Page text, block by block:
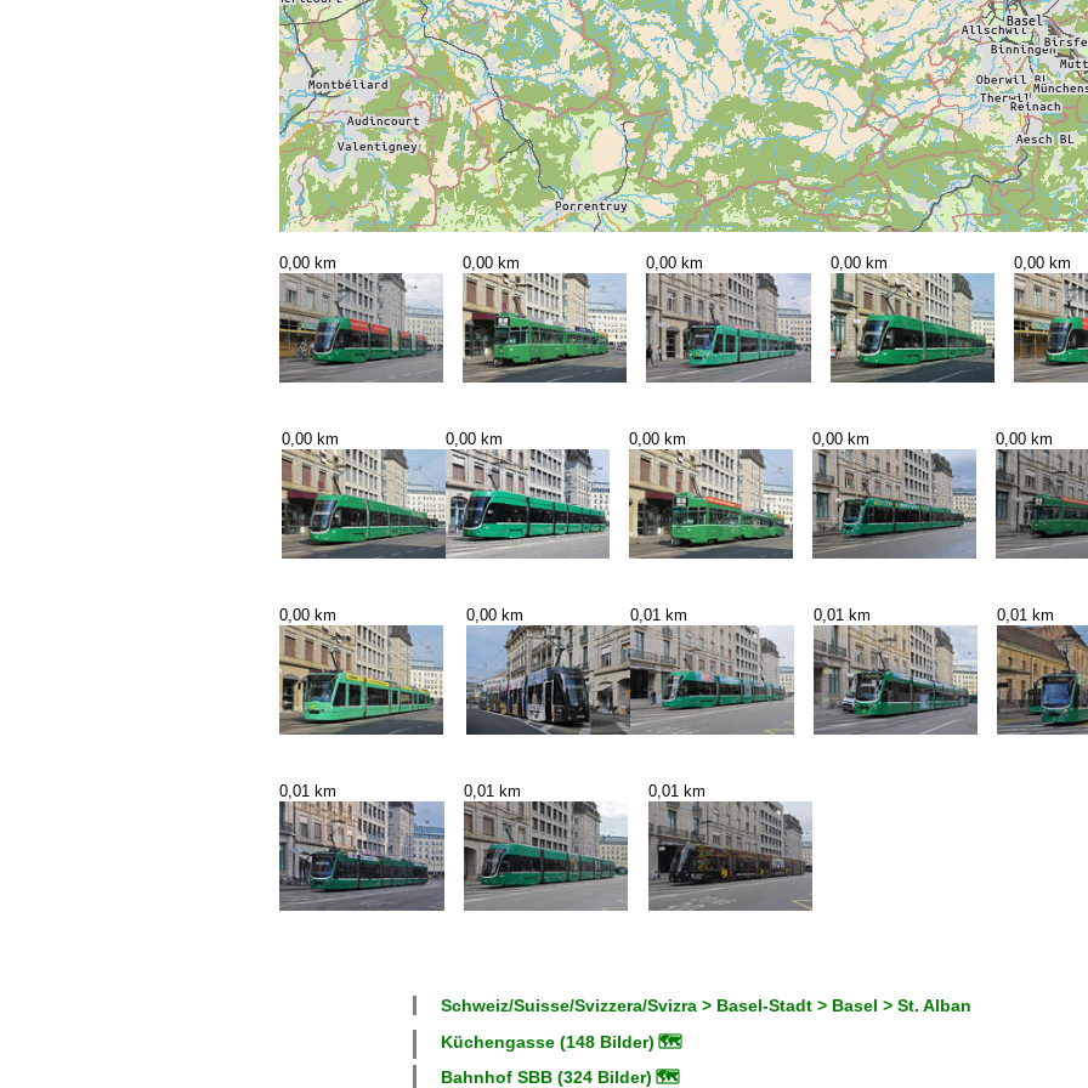
0,00 km 0,00 km 0,00 km 0,00 km 0,00 km
0,00 km 0,00 km 0,00 km 0,00 km 0,00 km
0,00 km 0,00 km 0,01 km 0,01 km 0,01 km
0,01 km 0,01 km 0,01 km
Schweiz/Suisse/Svizzera/Svizra > Basel-Stadt > Basel > St. Alban
Küchengasse (148 Bilder) 🗺
Bahnhof SBB (324 Bilder) 🗺